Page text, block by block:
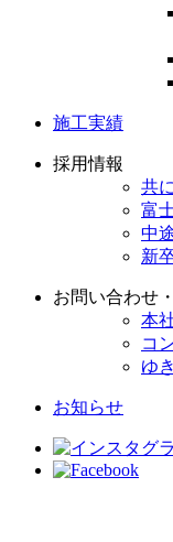
施工実績
採用情報
共
富
中
新
お問い合わせ
本
コ
ゆ
お知らせ